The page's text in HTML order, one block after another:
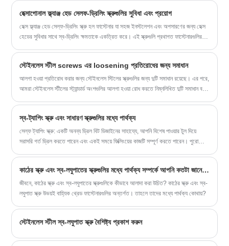
হেক্সাগোনাল ফ্ল্যাঞ্জ হেড সেলফ-ড্রিলিং স্ক্রুগুলির সুবিধা এবং প্রয়োগ
হেক্স ফ্ল্যাঞ্জ হেড সেল্ফ-ড্রিলিং স্ক্রু হল ফাস্টেনার যা সহজ ইনস্টলেশন এবং অপসারণের জন্য হেক্স
হেডের সুবিধার সাথে স্ব-ড্রিলিং ক্ষমতাকে একত্রিত করে। এই স্ক্রুগুলি প্রথাগত ফাস্টেনারগুলির
স্টেইনলেস স্টীল screws এর loosening প্রতিরোধের জন্য সমাধান
আলগা হওয়া প্রতিরোধ করার জন্য স্টেইনলেস স্টিলের স্ক্রুগুলির জন্য দুটি সমাধান রয়েছে। এর পরে,
আমরা স্টেইনলেস স্টীলের স্ট্যান্ডার্ড অংশগুলির আলগা হওয়া রোধ করতে নিম্নলিখিত দুটি সমাধান বর্ণনা
স্ব-ট্যাপিং স্ক্রু এবং সাধারণ স্ক্রুগুলির মধ্যে পার্থক্য
সেল্ফ ট্যাপিং স্ক্রু: একটি অনন্য ড্রিল বিট ডিজাইনের সাহায্যে, আপনি বিশেষ পাওয়ার টুল দিয়ে
সরাসরি গর্ত ড্রিল করতে পারেন এবং একই সময়ে ফিক্সিংয়ের কাজটি সম্পূর্ণ করতে পারেন। পুরো
কাঠের স্ক্রু এবং স্ব-লঘুপাতের স্ক্রুগুলির মধ্যে পার্থক্য সম্পর্কে আপনি কতটা জানেন?
জীবনে, কাঠের স্ক্রু এবং স্ব-লঘুপাতের স্ক্রুগুলিকে কীভাবে আলাদা করা উচিত? কাঠের স্ক্রু এবং স্ব-
লঘুপাত স্ক্রু উভয়ই বাহ্যিক থ্রেড ফাস্টেনারগুলির অন্তর্গত। তাহলে তাদের মধ্যে পার্থক্য কোথায়?
স্টেইনলেস স্টীল স্ব-লঘুপাত স্ক্রু বৈশিষ্ট্য প্রকাশ করুন